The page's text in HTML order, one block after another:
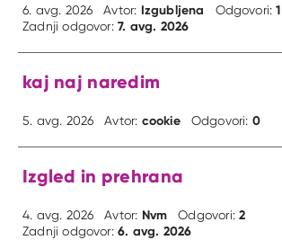
6. avg. 2026 Avtor: Izgubljena Odgovori:1
Zadnji odgovor:7. avg. 2026
kaj naj naredim
5. avg. 2026 Avtor: cookie Odgovori: 0
Izgled in prehrana
4. avg. 2026 Avtor: Nvm Odgovori:2
Zadnji odgovor:6. avg. 2026